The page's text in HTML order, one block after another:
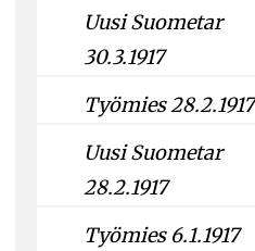
Uusi Suometar
30.3.1917
Työmies 28.2.1917
Uusi Suometar
28.2.1917
Työmies 6.1.1917